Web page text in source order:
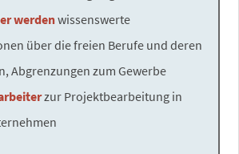
werdenwissenswerte
über die freien Berufe und deren
Abgrenzungen zum Gewerbe
zur Projektbearbeitung in